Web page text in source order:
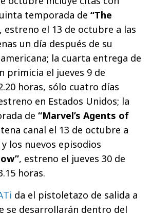
temporada de “The
, estreno el 13 de octubre a las
un día después de su
la cuarta entrega de
primicia el jueves 9 de
horas, sólo cuatro días
en Estados Unidos; la
de “Marvel’s Agents of
canal el 13 de octubre a
y los nuevos episodios
, estreno el jueves 30 de
horas.
da el pistoletazo de salida a
se desarrollarán dentro del